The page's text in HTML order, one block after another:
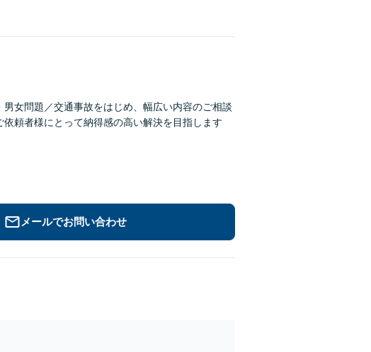
女問題／交通事故をはじめ、幅広い内容のご相談
頼者様にとって納得感の高い解決を目指します
メールでお問い合わせ